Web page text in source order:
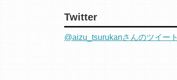
Twitter
@aizu_tsurukanさんのツイート